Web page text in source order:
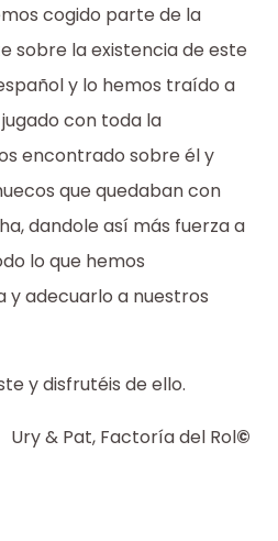
cogido parte de la
sobre la existencia de este
y lo hemos traído a
con toda la
encontrado sobre él y
que quedaban con
dandole así más fuerza a
lo que hemos
adecuarlo a nuestros
y disfrutéis de ello.
Ury & Pat, Factoría del Rol©